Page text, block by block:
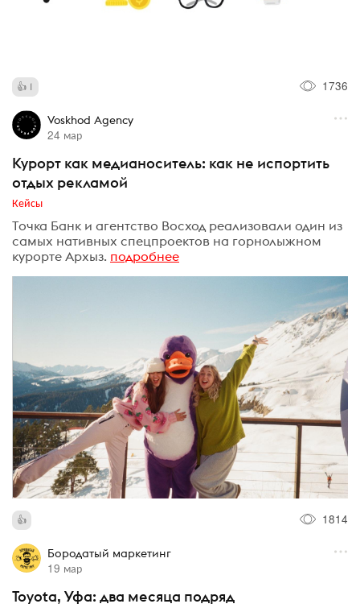
1 1736
Voskhod Agency
24 мар
Курорт как медианоситель: как не испортить
отдых рекламой
Кейсы
Точка Банк и агентство Восход реализовали один из
самых нативных спецпроектов на горнолыжном
курорте Архыз. подробнее
1814
Бородатый маркетинг
19 мар
Toyota, Уфа: два месяца подряд